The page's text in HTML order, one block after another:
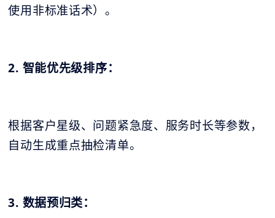
使用非标准话术）。
2. 智能优先级排序：
根据客户星级、问题紧急度、服务时长等参数，
自动生成重点抽检清单。
3. 数据预归类：